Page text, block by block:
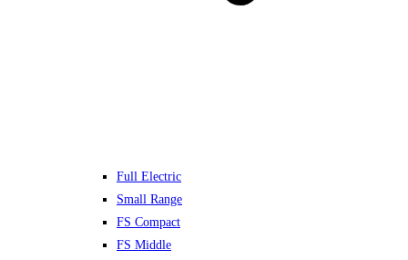
Full Electric
Small Range
FS Compact
FS Middle